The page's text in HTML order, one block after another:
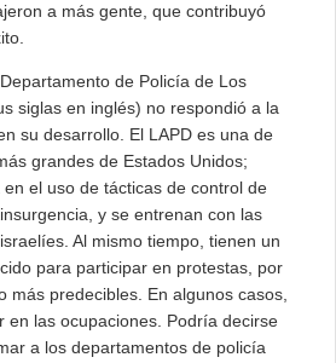
a más gente, que contribuyó
de Policía de Los
siglas en inglés) no respondió a la
su desarrollo. El LAPD es una de
grandes de Estados Unidos;
el uso de tácticas de control de
y se entrenan con las
Al mismo tiempo, tienen un
para participar en protestas, por
más predecibles. En algunos casos,
en las ocupaciones. Podría decirse
a los departamentos de policía